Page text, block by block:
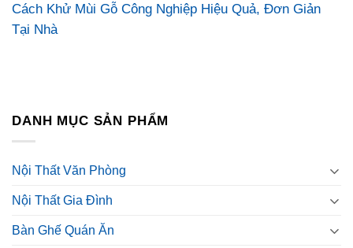
Cách Khử Mùi Gỗ Công Nghiệp Hiệu Quả, Đơn Giản
Tại Nhà
DANH MỤC SẢN PHẨM
Nội Thất Văn Phòng
Nội Thất Gia Đình
Bàn Ghế Quán Ăn